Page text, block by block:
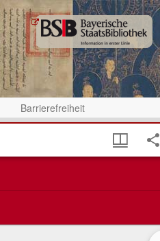
Barrierefreiheit